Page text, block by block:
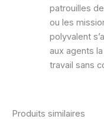
patrouilles
ou les
polyvalent
aux agents
travail sans
Produits similaires